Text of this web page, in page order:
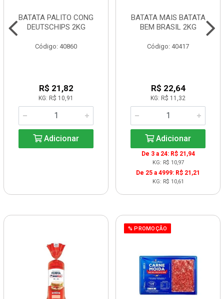
BATATA PALITO CONG
DEUTSCHIPS 2KG
Código: 40860
R$ 21,82
KG: R$ 10,91
Adicionar
BATATA MAIS BATATA
BEM BRASIL 2KG
Código: 40417
R$ 22,64
KG: R$ 11,32
Adicionar
De 3 a 24: R$ 21,94
KG: R$ 10,97
De 25 a 4999: R$ 21,21
KG: R$ 10,61
% PROMOÇÃO